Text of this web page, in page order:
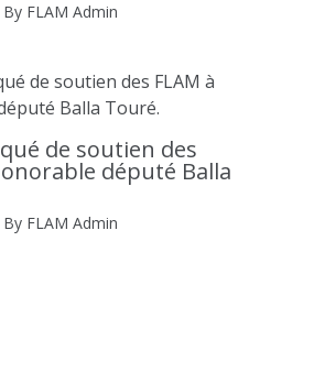
FLAM Admin
de soutien des
député Balla
FLAM Admin